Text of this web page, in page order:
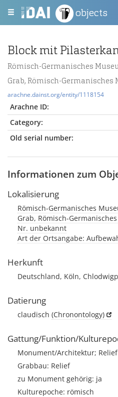
objects
Römisch-Germanisches
Grab, Römisch-Germanisches
arachne.dainst.org/entity/1118154
Arachne ID:
Category:
Old serial number:
Informationen zum
Lokalisierung
Römisch-Germanisches
Grab, Römisch-
Nr. unbekannt
Art der Ortsangabe:
Herkunft
Deutschland, Köln,
Datierung
claudisch (Chronontology)
Gattung/Funktion/
Monument/Architektur; Relief
Grabbau: Relief
zu Monument gehörig: ja
Kulturepoche: römisch